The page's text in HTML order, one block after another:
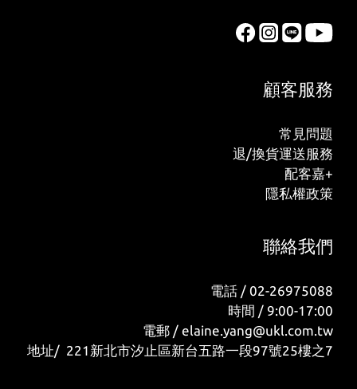
顧客服務
常見問題
退/換貨運送服務
配客嘉+
隱私權政策
聯絡我們
電話 / 02-26975088
時間 / 9:00-17:00
電郵 / elaine.yang@ukl.com.tw
地址/ 221新北市汐止區新台五路一段97號25樓之7